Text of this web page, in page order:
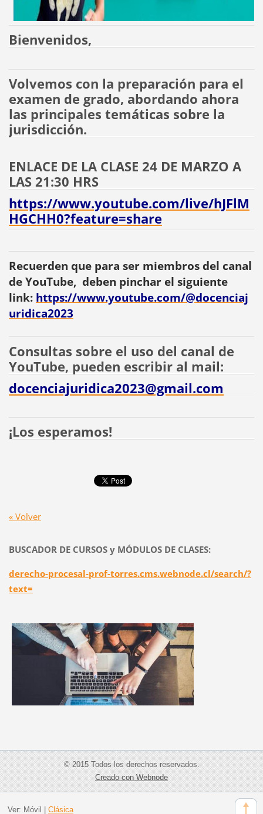
Bienvenidos,
Volvemos con la preparación para el
examen de grado, abordando ahora
las principales temáticas sobre la
jurisdicción.
ENLACE DE LA CLASE 24 DE MARZO A
LAS 21:30 HRS
https://www.youtube.com/live/hJFlM
HGCHH0?feature=share
Recuerden que para ser miembros del canal
de YouTube, deben pinchar el siguiente
link: https://www.youtube.com/@docenciaj
uridica2023
Consultas sobre el uso del canal de
YouTube, pueden escribir al mail:
docenciajuridica2023@gmail.com
¡Los esperamos!
« Volver
BUSCADOR DE CURSOS y MÓDULOS DE CLASES:
derecho-procesal-prof-torres.cms.webnode.cl/search/?
text=
© 2015 Todos los derechos reservados.
Creado con Webnode
Ver: Móvil Clásica